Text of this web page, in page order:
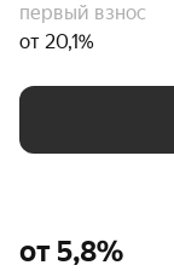
первый взнос
от 20,1%
от 5,8%